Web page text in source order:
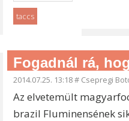
taccs
Fogadnál rá,
2014.07.25. 13:18# Csepregi
Az elvetemült
brazil Fluminensének